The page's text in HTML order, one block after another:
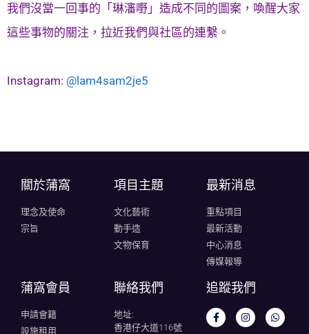
我們沒當一回事的「琳瀋嘢」造成不同的圖案，喚醒大家
這些事物的關注，拉近我們與社區的連繫。
Instagram: @lam4sam2je5
關於蒲窩​
理念及使命
宗旨
項目主題
文化藝術
動手造
文物保育
最新消息
重點項目
最新活動
中心消息
傳媒報導
蒲窩會員
申請會籍
設施租用
聯絡我們
地址:
香港仔大道116號
追蹤我們